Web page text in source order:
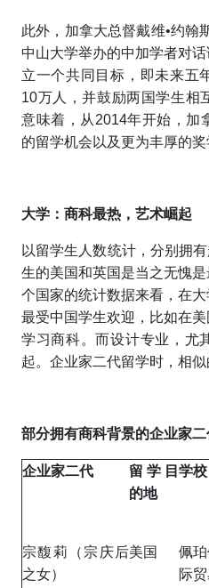
此外，加拿大总督戴维•约翰
中山大学举办的中加学者对
立一个共同目标，即未来五
10万人，并鼓励两国学生相
意味着，从2014年开始，加
的留学机会以及更为丰厚的奖
大学：商科最热，艺术崛起
以留学生人数统计，分别拥
生的美国和英国是当之无愧
个国家的统计数据来看，在
最受中国学生欢迎，比如在
学习商科。而设计专业，尤
起。企业家二代留学时，相似
部分拥有商科背景的企业家二
企业家二代
留学目
的地
学校
宗馥莉（宗庆后
之女）
美国
佩
际